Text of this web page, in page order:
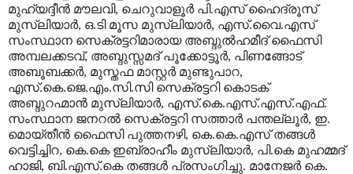
മുഹ്‌യദ്ദീന്‍ മൗലവി, ചെറുവാളൂര്‍ പി.എസ് ഹൈദ്രൂസ്
മുസ്‌ലിയാര്‍, ഒ.ടി മൂസ മുസ്‌ലിയാര്‍, എസ്.വൈ.എസ്
സംസ്ഥാന സെക്രട്ടറിമാരായ അബ്ദുല്‍ഹമീദ് ഫൈസി
അമ്പലക്കടവ്, അബ്ദുസ്സമദ് പൂക്കോട്ടൂര്‍, പിണങ്ങോട്
അബൂബക്കര്‍, മുസ്തഫ മാസ്റ്റര്‍ മുണ്ടുപാറ,
എസ്.കെ.ജെ.എം.സി.സി സെക്രട്ടറി കൊടക്
അബ്ദുറഹ്മാന്‍ മുസ്‌ലിയാര്‍, എസ്.കെ.എസ്.എസ്.എഫ്.
സംസ്ഥാന ജനറല്‍ സെക്രട്ടറി സത്താര്‍ പന്തല്ലൂര്‍, ഇ.
മൊയ്തീന്‍ ഫൈസി പുത്തനഴി, കെ.കെ.എസ് തങ്ങള്‍
വെട്ടിച്ചിറ, കെ.കെ ഇബ്രാഹീം മുസ്‌ലിയാര്‍, പി.കെ മുഹമ്മദ്
ഹാജി, ബി.എസ്.കെ തങ്ങള്‍ പ്രസംഗിച്ചു. മാനേജര്‍ കെ.